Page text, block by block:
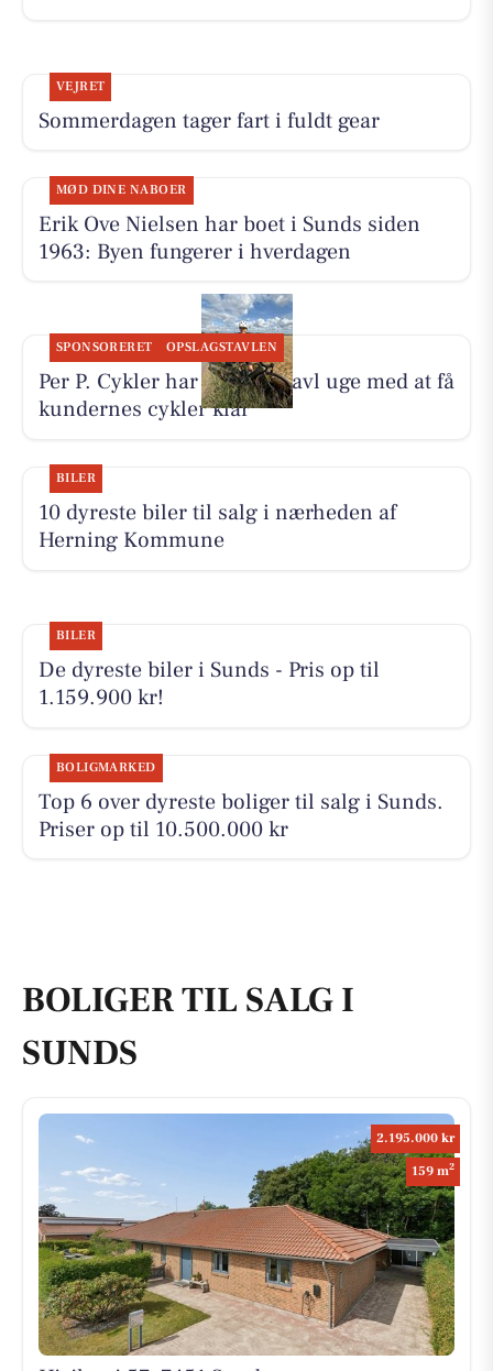
VEJRET
Sommerdagen tager fart i fuldt gear
MØD DINE NABOER
Erik Ove Nielsen har boet i Sunds siden
1963: Byen fungerer i hverdagen
SPONSORERET OPSLAGSTAVLEN
Per P. Cykler har haft en travl uge med at få
kundernes cykler klar
BILER
10 dyreste biler til salg i nærheden af
Herning Kommune
BILER
De dyreste biler i Sunds - Pris op til
1.159.900 kr!
BOLIGMARKED
Top 6 over dyreste boliger til salg i Sunds.
Priser op til 10.500.000 kr
BOLIGER TIL SALG I
SUNDS
2.195.000 kr
159 m2